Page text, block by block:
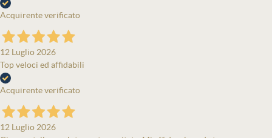
Acquirente verificato
12 Luglio 2026
Top veloci ed affidabili
Acquirente verificato
12 Luglio 2026